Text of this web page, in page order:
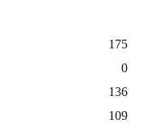
175
0
136
109